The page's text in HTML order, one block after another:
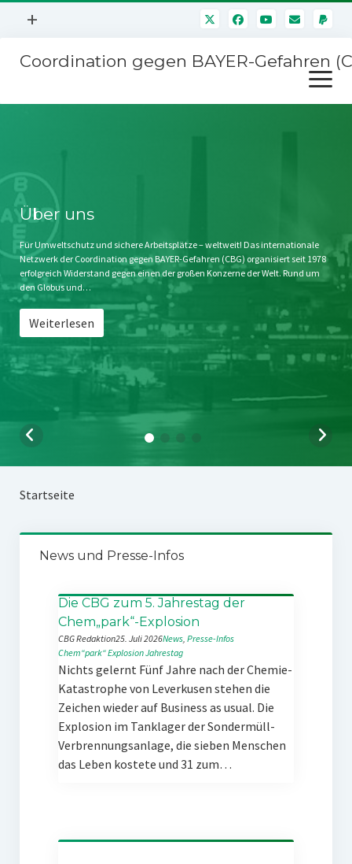
Menü
+
Mitmachen
Kontakt
Impressum
Störfälle
Coordination gegen BAYER-Gefahren
Menü
öffnen
Stichwort BAYER
Jahrestagung
SPENDEN
Über uns
Für Umweltschutz und sichere Arbeitsplätze – weltweit! Das internationale
Netzwerk der Coordination gegen BAYER-Gefahren (CBG) organisiert seit 1978
erfolgreich Widerstand gegen einen der großen Konzerne der Welt. Rund um
den Globus und…
Weiterlesen
Startseite
News und Presse-Infos
Die CBG zum 5. Jahrestag der
Chem„park“-Explosion
CBG Redaktion25. Juli 2026News, Presse-Infos
Chem“park“ExplosionJahrestag
Nichts gelernt Fünf Jahre nach der Chemie-
Katastrophe von Leverkusen stehen die
Zeichen wieder auf Business as usual. Die
Explosion im Tanklager der Sondermüll-
Verbrennungsanlage, die sieben Menschen
das Leben kostete und 31 zum…